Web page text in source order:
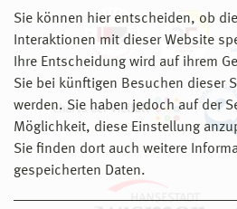
Sie können hier entscheiden, ob
Interaktionen mit dieser Website
Ihre Entscheidung wird auf ihrem
Sie bei künftigen Besuchen dieser
werden. Sie haben jedoch auf der
Möglichkeit, diese Einstellung
Sie finden dort auch weitere
gespeicherten Daten.